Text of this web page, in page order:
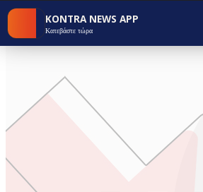
KONTRA NEWS APP
Κατεβάστε τώρα